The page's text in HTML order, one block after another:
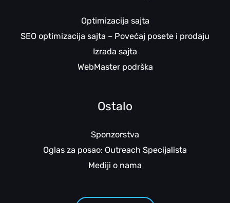
Optimizacija sajta
SEO optimizacija sajta – Povećaj posete i prodaju
Izrada sajta
WebMaster podrška
Ostalo
Sponzorstva
Oglas za posao: Outreach Specijalista
Mediji o nama